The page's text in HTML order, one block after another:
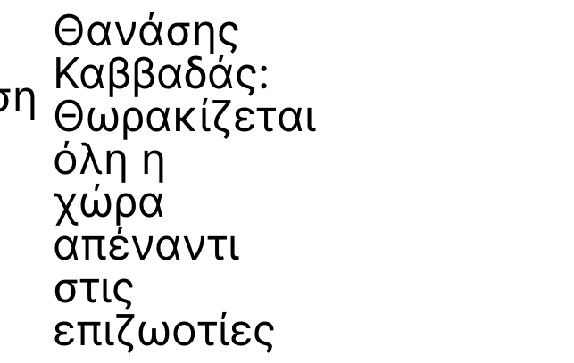
Θανάσης
Καββαδάς:
Θωρακίζεται
όλη η
χώρα
απέναντι
στις
επιζωοτίες